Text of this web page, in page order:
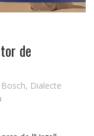
de
, Dialecte